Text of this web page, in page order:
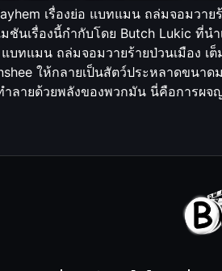
เรื่องย่อ แบทแมน ถล่มจอมวา
ชันเรื่องนี้กำกับโดย Butch Lukic ที่
ทแมน ถล่มจอมวายร้ายป่วนเมือง เต็
ให้กลายเป็นสัตว์ประหลาดขน
ลายด้วยพลังของพวกมัน นี่คือการผ